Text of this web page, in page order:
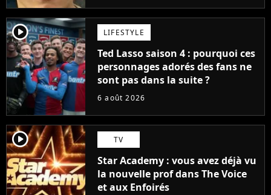
player2 LIFESTYLE
Ted Lasso saison 4 : pourquoi ces
personnages adorés des fans ne
sont pas dans la suite ?
6 août 2026
player2 TV
Star Academy : vous avez déjà vu
la nouvelle prof dans The Voice
et aux Enfoirés